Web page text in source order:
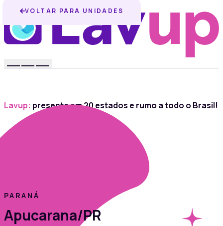
Lavup: presente em 20 estados e rumo a todo o Brasil!
VOLTAR PARA UNIDADES
PARANÁ
Apucarana/PR